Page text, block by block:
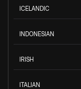
ICELANDIC
INDONESIAN
IRISH
ITALIAN